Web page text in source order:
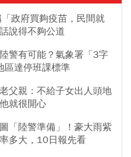
政府買夠疫苗，民間就
說得不夠公道
警有可能？氣象署「3字
區達停班課標準
父親：不給子女出人頭地
就很開心
「陸警準備」！豪大雨紫
多大，10日報先看